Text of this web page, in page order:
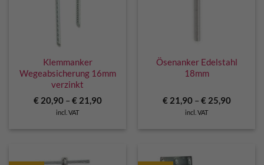
Klemmanker
Wegeabsicherung 16mm
verzinkt
€ 20,90– € 21,90
incl. VAT
Ösenanker Edelstahl
18mm
€ 21,90– € 25,90
incl. VAT